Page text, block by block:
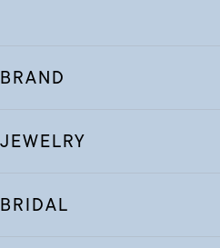
BRAND
JEWELRY
BRIDAL